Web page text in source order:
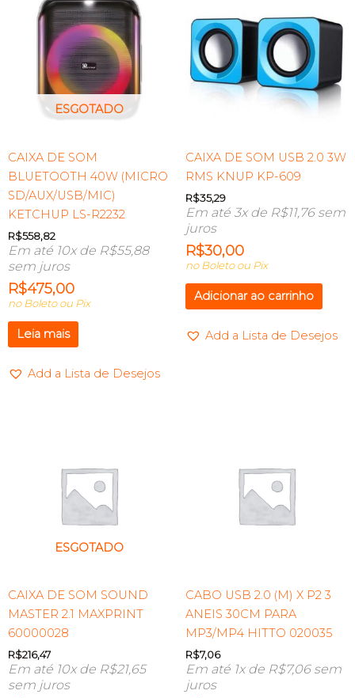
ESGOTADO
CAIXA DE SOM
BLUETOOTH 40W (MICRO
SD/AUX/USB/MIC)
KETCHUP LS-R2232
R$558,82
Em até 10x de R$55,88
sem juros
R$475,00
no Boleto ou Pix
Leia mais
Add a Lista de Desejos
CAIXA DE SOM USB 2.0 3W
RMS KNUP KP-609
R$35,29
Em até 3x de R$11,76sem
juros
R$30,00
no Boleto ou Pix
Adicionar ao carrinho
Add a Lista de Desejos
ESGOTADO
CAIXA DE SOM SOUND
MASTER 2.1 MAXPRINT
60000028
R$216,47
Em até 10x de R$21,65
sem juros
CABO USB 2.0 (M) X P2 3
ANEIS 30CM PARA
MP3/MP4 HITTO 020035
R$7,06
Em até 1x de R$7,06sem
juros